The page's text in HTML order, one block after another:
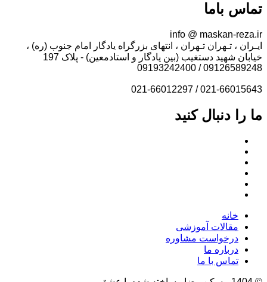
تماس باما
info @ maskan-reza.ir
ایـران ، تـهران تـهران ، انتهای بزرگراه یادگار امام جنوب (ره) ،
خیابان شهید دستغیب (بین یادگار و استادمعین) - پلاک 197
09126589248 / 09193242400
021-66015643 / 021-66012297
ما را دنبال کنید
خانه
مقالات آموزشی
درخواست مشاوره
درباره ما
تماس با ما